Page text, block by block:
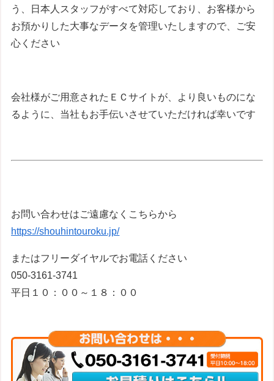
う、日本人スタッフがすべて対応しており、お客様から
お預かりした大事なデータを管理いたしますので、ご安
心ください
会社様がご用意されたＥＣサイトが、より良いものにな
るように、当社もお手伝いさせていただければ幸いです
お問い合わせはご遠慮なくこちらから
https://shouhintouroku.jp/
またはフリーダイヤルでお電話ください
050-3161-3741
平日１０：００～１８：００